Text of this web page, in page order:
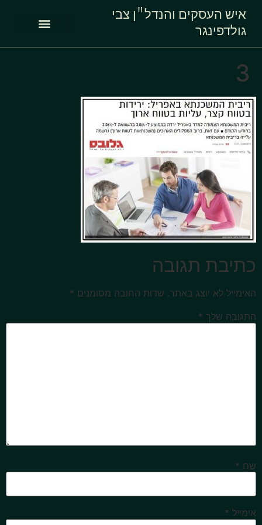
איש העסקים והנדל"ן צבי
גולדפינגר
3
כתיבת תגובה
האימייל לא יוצג באתר. שדות החובה מסומנים *
התגובה שלך *
שם *
אימייל *